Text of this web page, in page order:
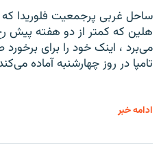
ساحل غربی پرجمعیت فلوریدا که
هلین که کمتر از دو هفته پیش
می‌برد ، اینک خود را برای
تامپا در روز چهارشنبه آماده
ادامه خبر